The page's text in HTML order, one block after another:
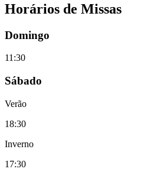
Horários de Missas
Domingo
11:30
Sábado
Verão
18:30
Inverno
17:30